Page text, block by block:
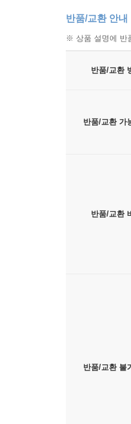
반품/교환 안내
※ 상품 설명에 반
반품/교환
반품/교환 가
반품/교환
반품/교환 불